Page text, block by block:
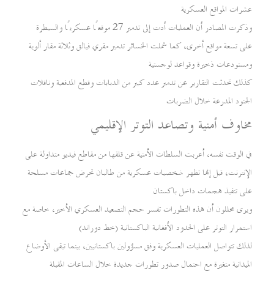
عشرات المواقع العسكرية
وذكرت المصادر أن العمليات أدت إلى تدمير 27 موقعًا عسكريًا والسيطرة
على تسعة مواقع أخرى، كما شملت الخسائر تدمير مقري فيالق وثلاثة مقار ألوية
ومستودعات ذخيرة وقواعد لوجستية
كذلك تحدثت التقارير عن تدمير عدد كبير من الدبابات وقطع المدفعية وناقلات
الجنود المدرعة خلال الضربات
مخاوف أمنية وتصاعد التوتر الإقليمي
في الوقت نفسه، أعربت السلطات الأمنية عن قلقها من مقاطع فيديو متداولة على
الإنترنت، قيل إنها تظهر شخصيات عسكرية من طالبان تحرض جماعات مسلحة
على تنفيذ هجمات داخل باكستان
ويرى محللون أن هذه التطورات تفسر حجم التصعيد العسكري الأخير، خاصة مع
استمرار التوتر على الحدود الأفغانية الباكستانية (خط دوراند)
لذلك تتواصل العمليات العسكرية وفق مسؤولين باكستانيين، بينما تبقى الأوضاع
الميدانية متغيرة مع احتمال صدور تطورات جديدة خلال الساعات المقبلة